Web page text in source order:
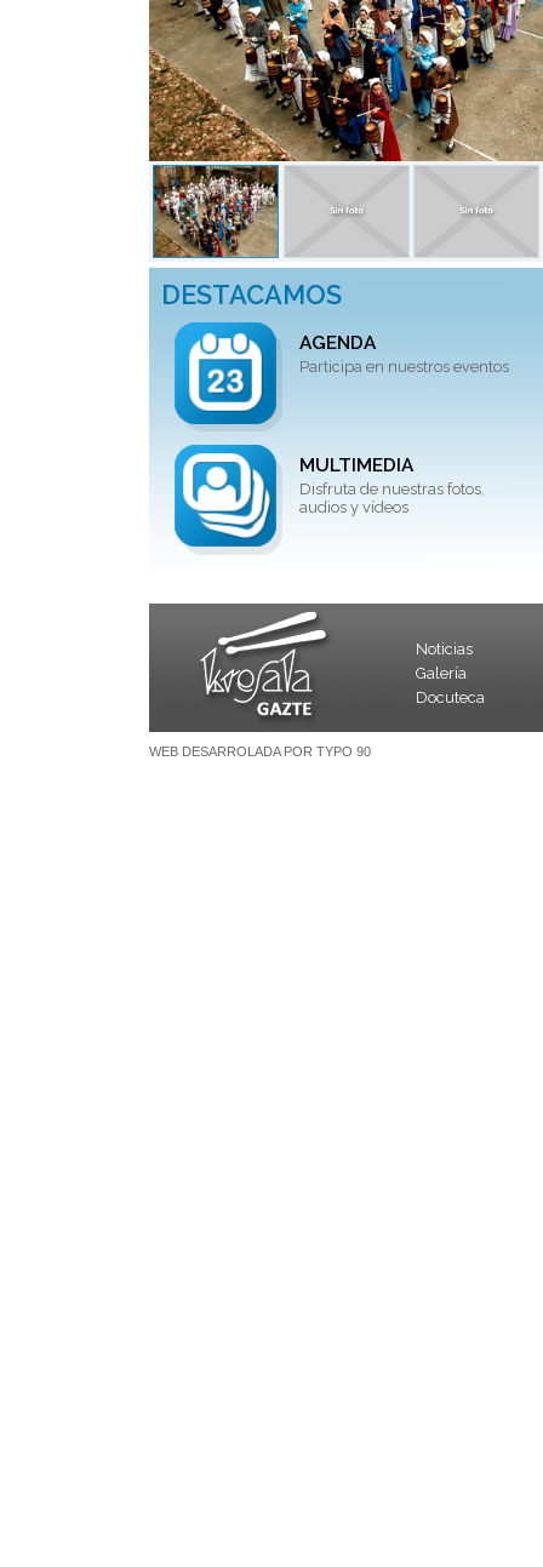
DESTACAMOS
AGENDA
Participa en nuestros eventos
MULTIMEDIA
Disfruta de nuestras fotos,
audios y vídeos
Noticias
Galería
Docuteca
WEB DESARROLADA POR TYPO 90